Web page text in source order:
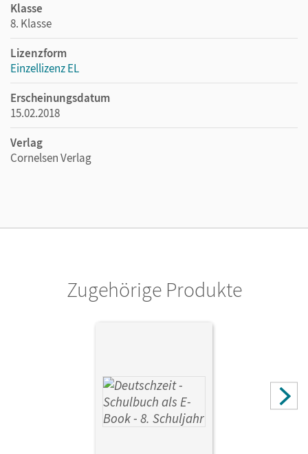
Klasse
8. Klasse
Lizenzform
Einzellizenz EL
Erscheinungsdatum
15.02.2018
Verlag
Cornelsen Verlag
Zugehörige Produkte